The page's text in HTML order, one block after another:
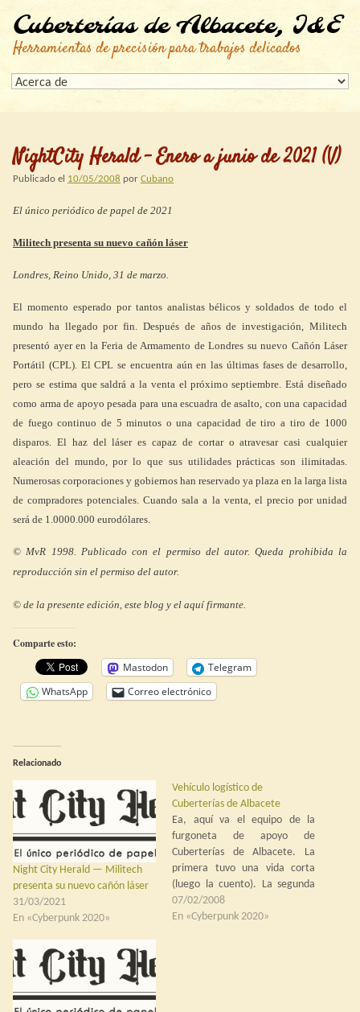
Cuberterías de Albacete, I&E
Herramientas de precisión para trabajos delicados
NightCity Herald – Enero a junio de 2021 (V)
Publicado el 10/05/2008 por Cubano
El único periódico de papel de 2021
Militech presenta su nuevo cañón láser
Londres, Reino Unido, 31 de marzo.
El momento esperado por tantos analistas bélicos y soldados de todo el
mundo ha llegado por fin. Después de años de investigación, Militech
presentó ayer en la Feria de Armamento de Londres su nuevo Cañón Láser
Portátil (CPL). El CPL se encuentra aún en las últimas fases de desarrollo,
pero se estima que saldrá a la venta el próximo septiembre. Está diseñado
como arma de apoyo pesada para una escuadra de asalto, con una capacidad
de fuego continuo de 5 minutos o una capacidad de tiro a tiro de 1000
disparos. El haz del láser es capaz de cortar o atravesar casi cualquier
aleación del mundo, por lo que sus utilidades prácticas son ilimitadas.
Numerosas corporaciones y gobiernos han reservado ya plaza en la larga lista
de compradores potenciales. Cuando sala a la venta, el precio por unidad
será de 1.0000.000 eurodólares.
© MvR 1998. Publicado con el permiso del autor. Queda prohibida la
reproducción sin el permiso del autor.
© de la presente edición, este blog y el aquí firmante.
Comparte esto:
Mastodon
Telegram
WhatsApp
Correo electrónico
Relacionado
Night City Herald — Militech
presenta su nuevo cañón láser
31/03/2021
En «Cyberpunk 2020»
Vehículo logístico de
Cuberterías de Albacete
Ea, aquí va el equipo de la
furgoneta de apoyo de
Cuberterías de Albacete. La
primera tuvo una vida corta
(luego la cuento). La segunda
duró algo más (pero poco). Al
final vendí una serie completa a
07/02/2008
En «Cyberpunk 2020»